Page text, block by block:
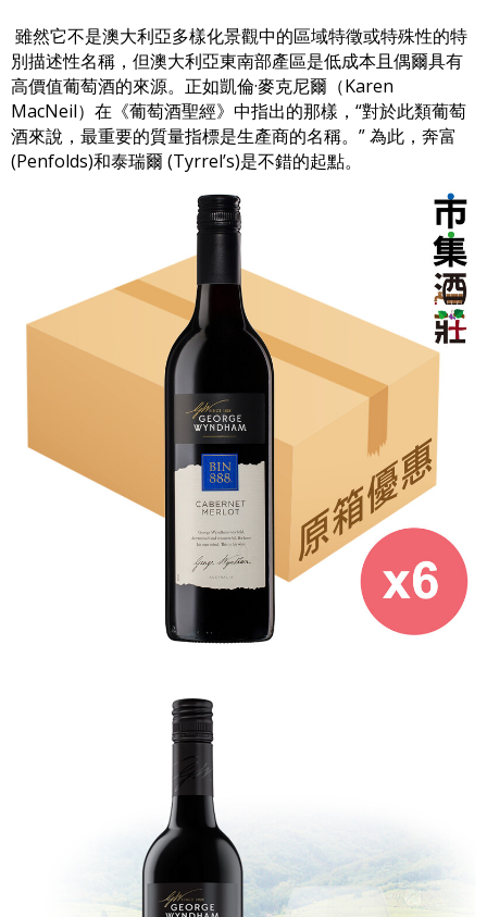
雖然它不是澳大利亞多樣化景觀中的區域特徵或特殊性的特
別描述性名稱，但澳大利亞東南部產區是低成本且偶爾具有
高價值葡萄酒的來源。正如凱倫·麥克尼爾（Karen
MacNeil）在《葡萄酒聖經》中指出的那樣，“對於此類葡萄
酒來說，最重要的質量指標是生產商的名稱。” 為此，奔富
(Penfolds)和泰瑞爾 (Tyrrel’s)是不錯的起點。